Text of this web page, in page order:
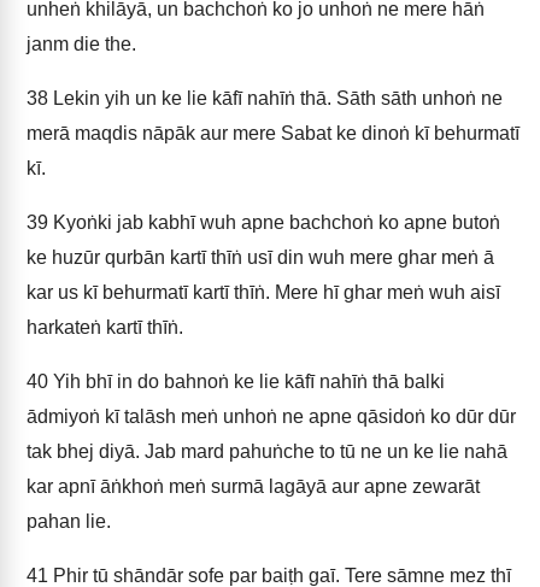
unheṅ khilāyā, un bachchoṅ ko jo unhoṅ ne mere hāṅ
janm die the.
38 Lekin yih un ke lie kāfī nahīṅ thā. Sāth sāth unhoṅ ne
merā maqdis nāpāk aur mere Sabat ke dinoṅ kī behurmatī
kī.
39 Kyoṅki jab kabhī wuh apne bachchoṅ ko apne butoṅ
ke huzūr qurbān kartī thīṅ usī din wuh mere ghar meṅ ā
kar us kī behurmatī kartī thīṅ. Mere hī ghar meṅ wuh aisī
harkateṅ kartī thīṅ.
40 Yih bhī in do bahnoṅ ke lie kāfī nahīṅ thā balki
ādmiyoṅ kī talāsh meṅ unhoṅ ne apne qāsidoṅ ko dūr dūr
tak bhej diyā. Jab mard pahuṅche to tū ne un ke lie nahā
kar apnī āṅkhoṅ meṅ surmā lagāyā aur apne zewarāt
pahan lie.
41 Phir tū shāndār sofe par baiṭh gaī. Tere sāmne mez thī